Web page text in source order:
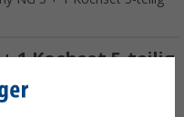
1 Kochset 5-teilig